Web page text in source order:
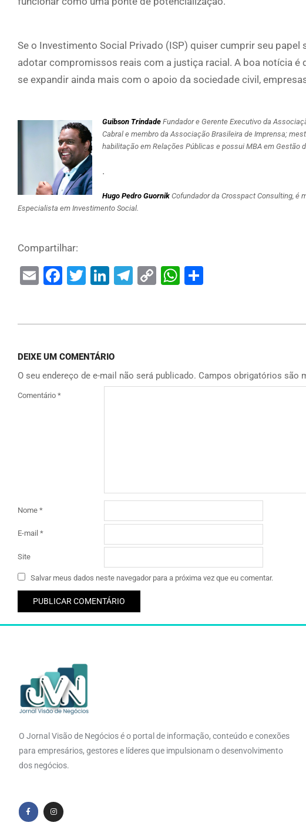
Se o Investimento Social Privado (ISP) quiser cumprir seu
adotar compromissos reais com a justiça racial. A boa notícia
se expandir ainda mais com o apoio da sociedade civil,
Guibson Trindade Fundador e Gerente Executivo da
Cabral e membro da Associação Brasileira de Imprensa;
habilitação em Relações Públicas e possui MBA em Gestão
.
Hugo Pedro Guornik Cofundador da Crosspact Consulting, é
Especialista em Investimento Social.
Compartilhar:
EmailFacebook
Twitter
LinkedIn
Telegram
CopyWhatsApp
DEIXE UM COMENTÁRIO
O seu endereço de e-mail não será publicado. Campos obrigatórios são
Comentário *
Nome *
E-mail *
Site
Salvar meus dados neste navegador para a próxima vez que eu comentar.
O Jornal Visão de Negócios é o portal de informação, conteúdo e conexões
para empresários, gestores e líderes que impulsionam o desenvolvimento
dos negócios.